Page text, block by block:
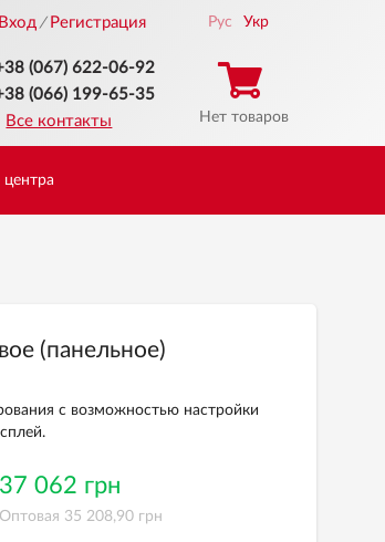
Вход / Регистрация
(067) 622-06-92
(066) 199-65-35
Все контакты
Рус Укр
Нет товаров
центра
(панельное)
с возможностью настройки
37 062 грн
Оптовая 35 208,90 грн